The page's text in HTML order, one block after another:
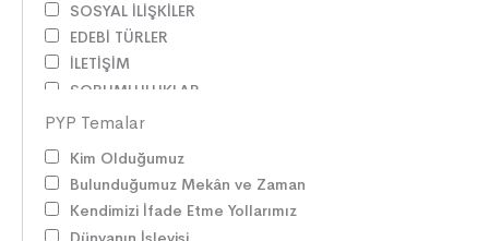
SOSYAL İLİŞKİLER
EDEBİ TÜRLER
İLETİŞİM
SORUMLULUKLAR
SÖZ VARLIĞI
ATATÜRK
LİDERLER
PYP Temalar
Kim Olduğumuz
Bulunduğumuz Mekân ve Zaman
Kendimizi İfade Etme Yollarımız